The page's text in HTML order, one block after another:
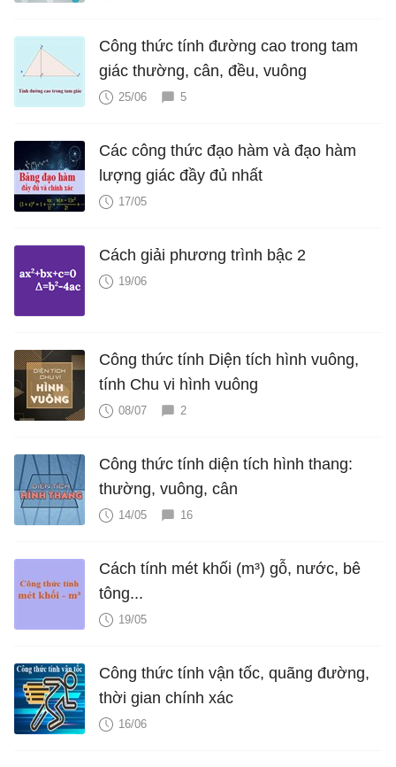
Công thức tính đường cao trong tam
giác thường, cân, đều, vuông
25/06 5
Các công thức đạo hàm và đạo hàm
lượng giác đầy đủ nhất
17/05
Cách giải phương trình bậc 2
19/06
Công thức tính Diện tích hình vuông,
tính Chu vi hình vuông
08/07 2
Công thức tính diện tích hình thang:
thường, vuông, cân
14/05 16
Cách tính mét khối (m³) gỗ, nước, bê
tông...
19/05
Công thức tính vận tốc, quãng đường,
thời gian chính xác
16/06